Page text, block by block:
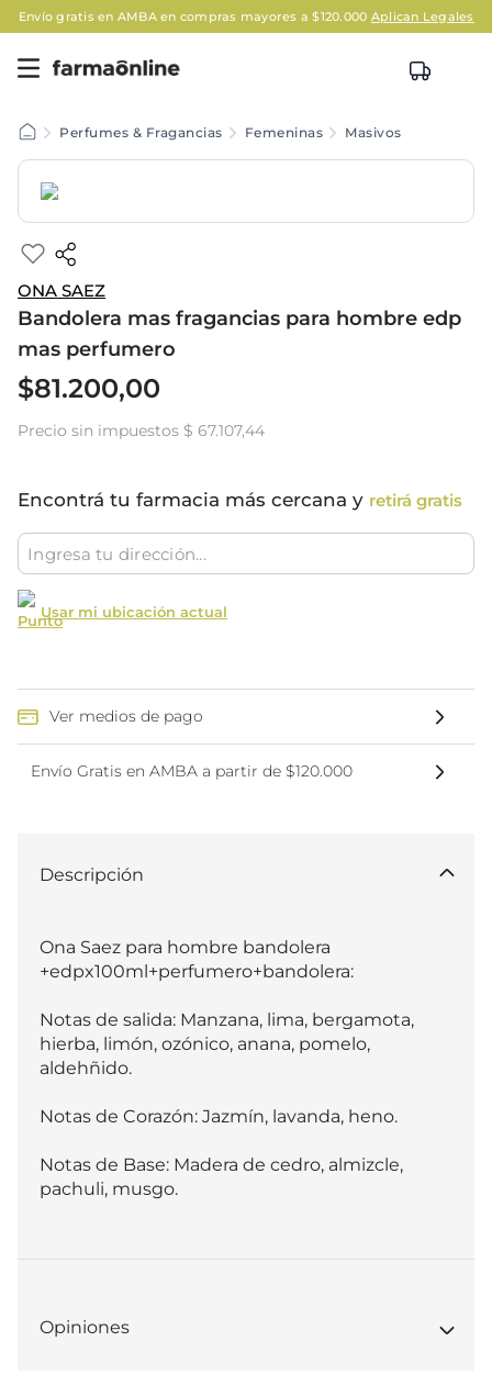
Envío gratis en AMBA en compras mayores a $120.000 Aplican Legales
Perfumes & Fragancias Femeninas Masivos
ONA SAEZ
Bandolera mas fragancias para hombre edp
mas perfumero
$81.200,00
Precio sin impuestos $ 67.107,44
Encontrá tu farmacia más cercana y retirá gratis
Usar mi ubicación actual
Ver medios de pago
Envío Gratis en AMBA a partir de $120.000
Descripción
Ona Saez para hombre bandolera
+edpx100ml+perfumero+bandolera:
Notas de salida: Manzana, lima, bergamota,
hierba, limón, ozónico, anana, pomelo,
aldehñido.
Notas de Corazón: Jazmín, lavanda, heno.
Notas de Base: Madera de cedro, almizcle,
pachuli, musgo.
Opiniones